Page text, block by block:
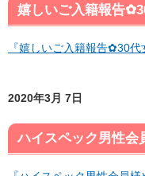
嬉しいご入籍報告
『嬉しいご入籍報告✿30代
2020年3月 7日
ハイスペック男性